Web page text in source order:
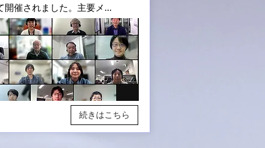
開催されました。主要メ ...
続きはこちら